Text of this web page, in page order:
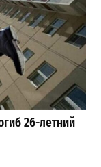
26-летний